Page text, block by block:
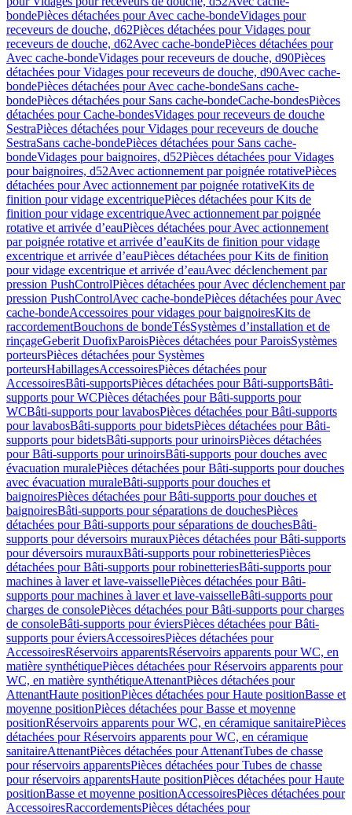
bondePièces détachées pour Avec cache-bondeVidages pour
receveurs de douche, d62Pièces détachées pour Vidages pour
receveurs de douche, d62Avec cache-bondePièces détachées pour
Avec cache-bondeVidages pour receveurs de douche, d90Pièces
détachées pour Vidages pour receveurs de douche, d90Avec cache-
bondePièces détachées pour Avec cache-bondeSans cache-
bondePièces détachées pour Sans cache-bondeCache-bondesPièces
détachées pour Cache-bondesVidages pour receveurs de douche
SestraPièces détachées pour Vidages pour receveurs de douche
SestraSans cache-bondePièces détachées pour Sans cache-
bondeVidages pour baignoires, d52Pièces détachées pour Vidages
pour baignoires, d52Avec actionnement par poignée rotativePièces
détachées pour Avec actionnement par poignée rotativeKits de
finition pour vidage excentriquePièces détachées pour Kits de
finition pour vidage excentriqueAvec actionnement par poignée
rotative et arrivée d’eauPièces détachées pour Avec actionnement
par poignée rotative et arrivée d’eauKits de finition pour vidage
excentrique et arrivée d’eauPièces détachées pour Kits de finition
pour vidage excentrique et arrivée d’eauAvec déclenchement par
pression PushControlPièces détachées pour Avec déclenchement par
pression PushControlAvec cache-bondePièces détachées pour Avec
cache-bondeAccessoires pour vidages pour baignoiresKits de
raccordementBouchons de bondeTésSystèmes d’installation et de
rinçageGeberit DuofixParoisPièces détachées pour ParoisSystèmes
porteursPièces détachées pour Systèmes
porteursHabillagesAccessoiresPièces détachées pour
AccessoiresBâti-supportsPièces détachées pour Bâti-supportsBâti-
supports pour WCPièces détachées pour Bâti-supports pour
WCBâti-supports pour lavabosPièces détachées pour Bâti-supports
pour lavabosBâti-supports pour bidetsPièces détachées pour Bâti-
supports pour bidetsBâti-supports pour urinoirsPièces détachées
pour Bâti-supports pour urinoirsBâti-supports pour douches avec
évacuation muralePièces détachées pour Bâti-supports pour douches
avec évacuation muraleBâti-supports pour douches et
baignoiresPièces détachées pour Bâti-supports pour douches et
baignoiresBâti-supports pour séparations de douchesPièces
détachées pour Bâti-supports pour séparations de douchesBâti-
supports pour déversoirs murauxPièces détachées pour Bâti-supports
pour déversoirs murauxBâti-supports pour robinetteriesPièces
détachées pour Bâti-supports pour robinetteriesBâti-supports pour
machines à laver et lave-vaissellePièces détachées pour Bâti-
supports pour machines à laver et lave-vaisselleBâti-supports pour
charges de consolePièces détachées pour Bâti-supports pour charges
de consoleBâti-supports pour éviersPièces détachées pour Bâti-
supports pour éviersAccessoiresPièces détachées pour
AccessoiresRéservoirs apparentsRéservoirs apparents pour WC, en
matière synthétiquePièces détachées pour Réservoirs apparents pour
WC, en matière synthétiqueAttenantPièces détachées pour
AttenantHaute positionPièces détachées pour Haute positionBasse et
moyenne positionPièces détachées pour Basse et moyenne
positionRéservoirs apparents pour WC, en céramique sanitairePièces
détachées pour Réservoirs apparents pour WC, en céramique
sanitaireAttenantPièces détachées pour AttenantTubes de chasse
pour réservoirs apparentsPièces détachées pour Tubes de chasse
pour réservoirs apparentsHaute positionPièces détachées pour Haute
positionBasse et moyenne positionAccessoiresPièces détachées pour
AccessoiresRaccordementsPièces détachées pour